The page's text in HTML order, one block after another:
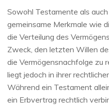
Sowohl Testamente als
gemeinsame Merkmale wie
die Verteilung des
Zweck, den letzten Willen
die Vermögensnachfolge zu
liegt jedoch in ihrer
Während ein Testament
ein Erbvertrag rechtlich